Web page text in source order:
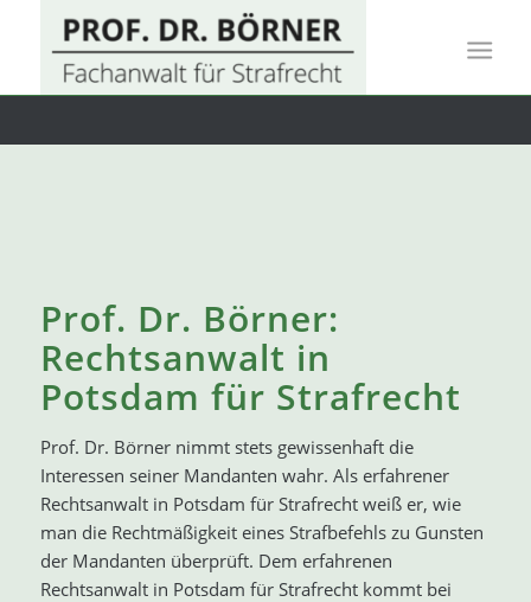
Prof. Dr. Börner:
Rechtsanwalt in
Potsdam für Strafrecht
Prof. Dr. Börner nimmt stets gewissenhaft die
Interessen seiner Mandanten wahr. Als erfahrener
Rechtsanwalt in Potsdam für Strafrecht weiß er, wie
man die Rechtmäßigkeit eines Strafbefehls zu Gunsten
der Mandanten überprüft. Dem erfahrenen
Rechtsanwalt in Potsdam für Strafrecht kommt bei